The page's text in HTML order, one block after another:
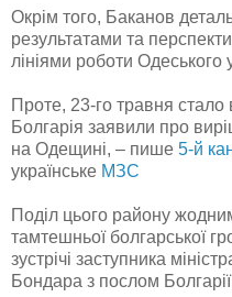
Окрім того, Баканов
результатами та
лініями роботи Одеського
Проте, 23-го травня стало
Болгарія заявили про
на Одещині, – пише 5-й
українське МЗС
Поділ цього району
тамтешньої болгарської
зустрічі заступника
Бондара з послом